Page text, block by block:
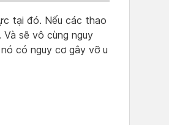
tại đó. Nếu các thao
sẽ vô cùng nguy
có nguy cơ gây vỡ u